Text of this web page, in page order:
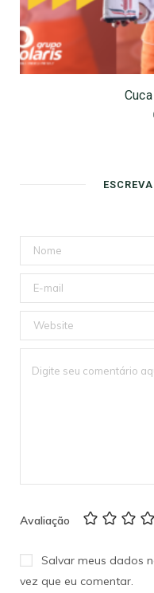
Avaliação
Salvar meus dados
vez que eu comentar.